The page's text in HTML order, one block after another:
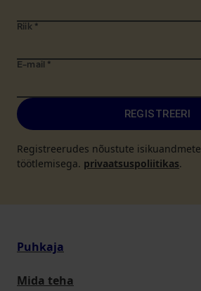
Riik *
E-mail *
REGISTREERI
Registreerudes nõustute isikuandmete
töötlemisega. privaatsuspoliitikas.
Puhkaja
Mida teha